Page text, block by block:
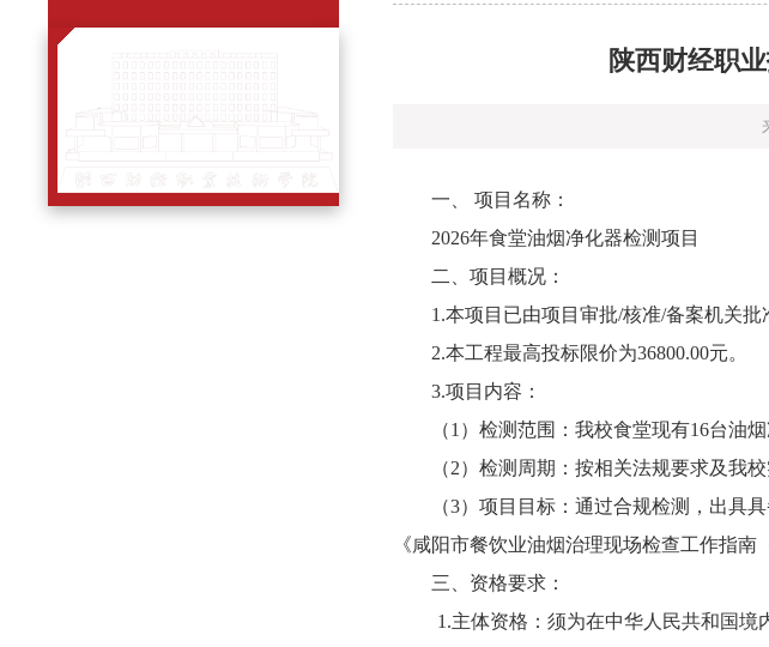
陕西财经职
一、
项目名称：
2026年食堂油烟净化器检测项目
二、项目概况：
1.本项目已由项目审批/核准/备案机关批
2.本工程最高投标限价为36800.00元。
3.项目内容：
（1 ）检测范围：我校食堂现有16台油
（2）检测周期：按相关法规要求及我
（3）项目目标：通过合规检测，出具
《咸阳市餐饮业油烟治理现场检查工作指南
三、资格要求：
1.主体资格：须为在中华人民共和国